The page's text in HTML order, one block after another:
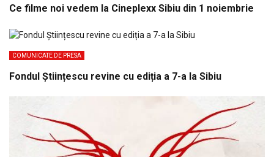
Ce filme noi vedem la Cineplexx Sibiu din 1 noiembrie
COMUNICATE DE PRESA
Fondul Științescu revine cu ediția a 7-a la Sibiu